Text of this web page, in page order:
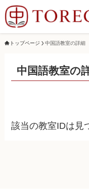
トップページ 中国語教室の詳細
中国語教室の
該当の教室IDは見